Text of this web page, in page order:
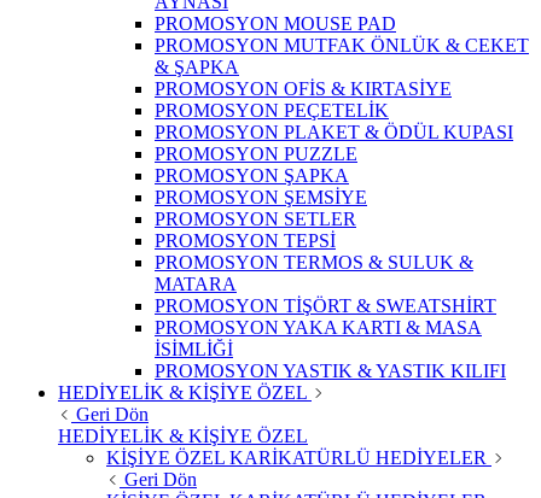
PROMOSYON MOUSE PAD
PROMOSYON MUTFAK ÖNLÜK & CEKET
& ŞAPKA
PROMOSYON OFİS & KIRTASİYE
PROMOSYON PEÇETELİK
PROMOSYON PLAKET & ÖDÜL KUPASI
PROMOSYON PUZZLE
PROMOSYON ŞAPKA
PROMOSYON ŞEMSİYE
PROMOSYON SETLER
PROMOSYON TEPSİ
PROMOSYON TERMOS & SULUK &
MATARA
PROMOSYON TİŞÖRT & SWEATSHİRT
PROMOSYON YAKA KARTI & MASA
İSİMLİĞİ
PROMOSYON YASTIK & YASTIK KILIFI
HEDİYELİK & KİŞİYE ÖZEL
Geri Dön
HEDİYELİK & KİŞİYE ÖZEL
KİŞİYE ÖZEL KARİKATÜRLÜ HEDİYELER
Geri Dön